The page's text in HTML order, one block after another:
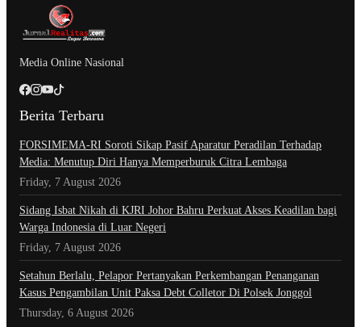
Media Online Nasional
Berita Terbaru
​FORSIMEMA-RI Soroti Sikap Pasif Aparatur Peradilan Terhadap
Media: Menutup Diri Hanya Memperburuk Citra Lembaga
Friday, 7 August 2026
Sidang Isbat Nikah di KJRI Johor Bahru Perkuat Akses Keadilan bagi
Warga Indonesia di Luar Negeri
Friday, 7 August 2026
Setahun Berlalu, Pelapor Pertanyakan Perkembangan Penanganan
Kasus Pengambilan Unit Paksa Debt Colletor Di Polsek Jonggol
Thursday, 6 August 2026